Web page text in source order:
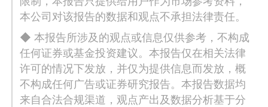
本公司对该报告的数据和观点不承担法律责任。
◆ 本报告所涉及的观点或信息仅供参考，不构成
任何证券或基金投资建议。本报告仅在相关法律
许可的情况下发放，并仅为提供信息而发放，概
不构成任何广告或证券研究报告。本报告数据均
来自合法合规渠道，观点产出及数据分析基于分